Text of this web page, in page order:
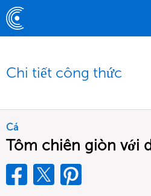
Chi tiết công thức
Cá
Tôm chiên giòn với